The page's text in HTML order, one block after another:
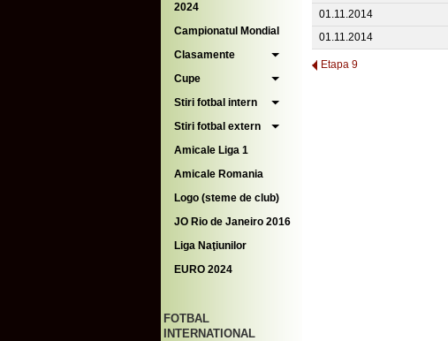
2024
Campionatul Mondial
Clasamente
Cupe
Stiri fotbal intern
Stiri fotbal extern
Amicale Liga 1
Amicale Romania
Logo (steme de club)
JO Rio de Janeiro 2016
Liga Naţiunilor
EURO 2024
FOTBAL
INTERNATIONAL
01.11.2014
01.11.2014
Etapa 9